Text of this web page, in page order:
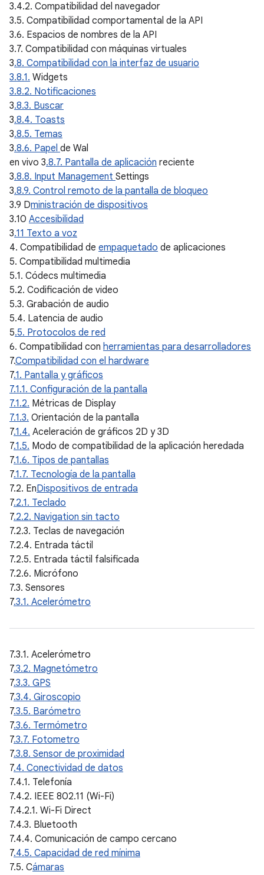
3.4.2. Compatibilidad del navegador
3.5. Compatibilidad comportamental de la API
3.6. Espacios de nombres de la API
3.7. Compatibilidad con máquinas virtuales
3.8. Compatibilidad con la interfaz de usuario
3.8.1. Widgets
3.8.2. Notificaciones
3.8.3. Buscar
3.8.4. Toasts
3.8.5. Temas
3.8.6. Papel de Wal
en vivo 3.8.7. Pantalla de aplicación reciente
3.8.8. Input Management Settings
3.8.9. Control remoto de la pantalla de bloqueo
3.9 Dministración de dispositivos
3.10 Accesibilidad
3.11 Texto a voz
4. Compatibilidad de empaquetado de aplicaciones
5. Compatibilidad multimedia
5.1. Códecs multimedia
5.2. Codificación de video
5.3. Grabación de audio
5.4. Latencia de audio
5.5. Protocolos de red
6. Compatibilidad con herramientas para desarrolladores
7.Compatibilidad con el hardware
7.1. Pantalla y gráficos
7.1.1. Configuración de la pantalla
7.1.2. Métricas de Display
7.1.3. Orientación de la pantalla
7.1.4. Aceleración de gráficos 2D y 3D
7.1.5. Modo de compatibilidad de la aplicación heredada
7.1.6. Tipos de pantallas
7.1.7. Tecnología de la pantalla
7.2. EnDispositivos de entrada
7.2.1. Teclado
7.2.2. Navigation sin tacto
7.2.3. Teclas de navegación
7.2.4. Entrada táctil
7.2.5. Entrada táctil falsificada
7.2.6. Micrófono
7.3. Sensores
7.3.1. Acelerómetro
7.3.1. Acelerómetro
7.3.2. Magnetómetro
7.3.3. GPS
7.3.4. Giroscopio
7.3.5. Barómetro
7.3.6. Termómetro
7.3.7. Fotometro
7.3.8. Sensor de proximidad
7.4. Conectividad de datos
7.4.1. Telefonía
7.4.2. IEEE 802.11 (Wi-Fi)
7.4.2.1. Wi-Fi Direct
7.4.3. Bluetooth
7.4.4. Comunicación de campo cercano
7.4.5. Capacidad de red mínima
7.5. Cámaras